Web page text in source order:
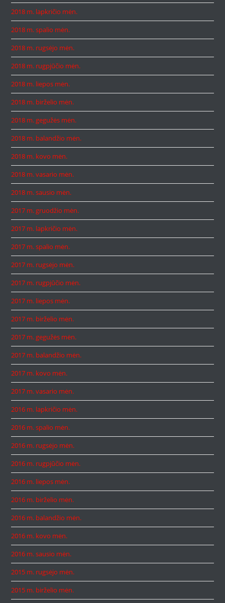
2018 m. lapkričio mėn.
2018 m. spalio mėn.
2018 m. rugsėjo mėn.
2018 m. rugpjūčio mėn.
2018 m. liepos mėn.
2018 m. birželio mėn.
2018 m. gegužės mėn.
2018 m. balandžio mėn.
2018 m. kovo mėn.
2018 m. vasario mėn.
2018 m. sausio mėn.
2017 m. gruodžio mėn.
2017 m. lapkričio mėn.
2017 m. spalio mėn.
2017 m. rugsėjo mėn.
2017 m. rugpjūčio mėn.
2017 m. liepos mėn.
2017 m. birželio mėn.
2017 m. gegužės mėn.
2017 m. balandžio mėn.
2017 m. kovo mėn.
2017 m. vasario mėn.
2016 m. lapkričio mėn.
2016 m. spalio mėn.
2016 m. rugsėjo mėn.
2016 m. rugpjūčio mėn.
2016 m. liepos mėn.
2016 m. birželio mėn.
2016 m. balandžio mėn.
2016 m. kovo mėn.
2016 m. sausio mėn.
2015 m. rugsėjo mėn.
2015 m. birželio mėn.